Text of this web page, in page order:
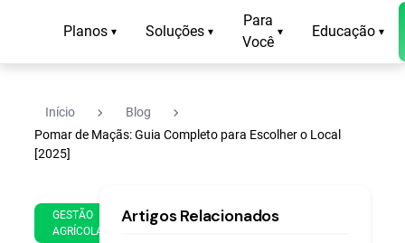
Planos ▾ Soluções ▾
Para
Você
▾ Educação ▾
Início navigate_next Blog navigate_next
Pomar de Maçãs: Guia Completo para Escolher o Local
[2025]
GESTÃO
AGRÍCOLA
Dec
min
Artigos Relacionados